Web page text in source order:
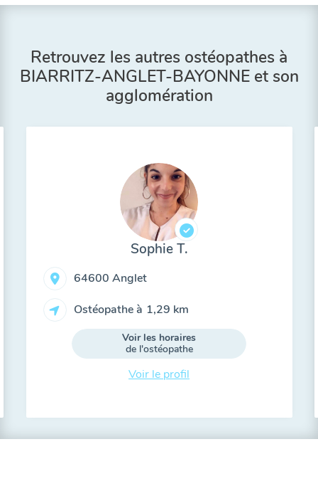
Retrouvez les autres ostéopathes à
BIARRITZ-ANGLET-BAYONNE et son
agglomération
Sophie T.
64600 Anglet
Ostéopathe à 1,29 km
Voir les horaires
de l'ostéopathe
Voir le profil